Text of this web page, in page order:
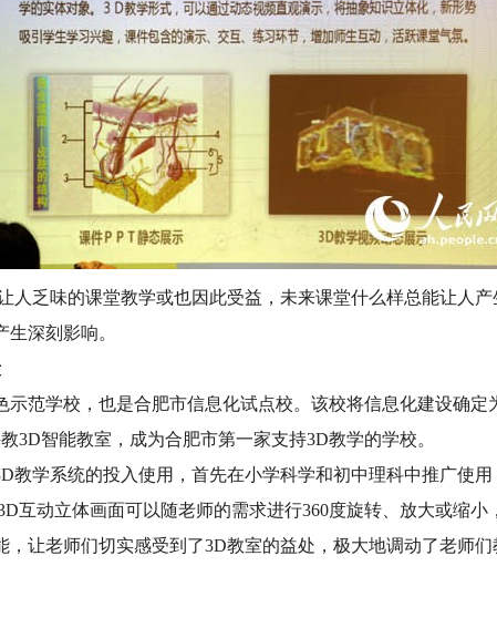
人乏味的课堂教学或也因此受益，未来课堂什么样总能让人
深刻影响。
范学校，也是合肥市信息化试点校。该校将信息化建设确
3D智能教室，成为合肥市第一家支持3D教学的学校。
教学系统的投入使用，首先在小学科学和初中理科中推广使
互动立体画面可以随老师的需求进行360度旋转、放大或缩
让老师们切实感受到了3D教室的益处，极大地调动了老师